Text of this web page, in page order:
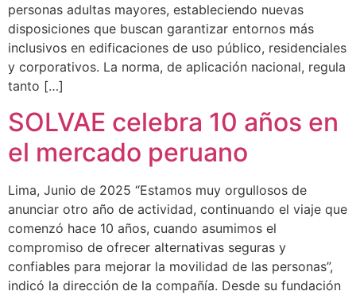
personas adultas mayores, estableciendo nuevas
disposiciones que buscan garantizar entornos más
inclusivos en edificaciones de uso público, residenciales
y corporativos. La norma, de aplicación nacional, regula
tanto […]
SOLVAE celebra 10 años en
el mercado peruano
Lima, Junio de 2025 “Estamos muy orgullosos de
anunciar otro año de actividad, continuando el viaje que
comenzó hace 10 años, cuando asumimos el
compromiso de ofrecer alternativas seguras y
confiables para mejorar la movilidad de las personas”,
indicó la dirección de la compañía. Desde su fundación